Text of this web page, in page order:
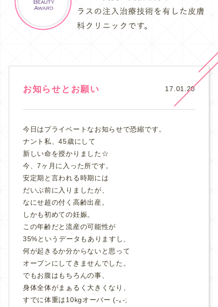
お知らせとお願い 17.01.20
今日はプライベートなお知らせで恐縮です。
ナント私、45歳にして
新しい命を授かりました☆
今、7ヶ月に入った所です。
安定期と言われる時期には
だいぶ前に入りましたが、
なにせ超の付く高齢出産。
しかも初めての妊娠。
この年齢だと流産の可能性が
35%というデータもありますし、
何が起きるか分からないと思って
オープンにしてきませんでした。
でもお腹はもちろんの事、
身体全体がまぁるく大きくなり、
すでに体重は10kgオーバー (-｡-;